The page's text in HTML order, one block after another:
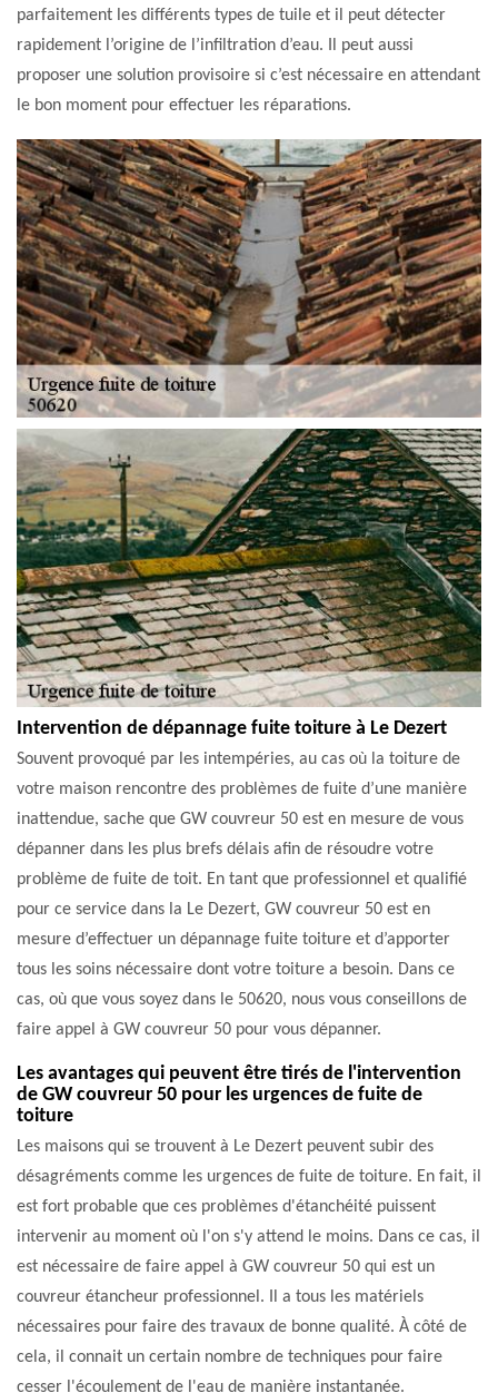
parfaitement les différents types de tuile et il peut détecter
rapidement l’origine de l’infiltration d’eau. Il peut aussi
proposer une solution provisoire si c’est nécessaire en attendant
le bon moment pour effectuer les réparations.
Intervention de dépannage fuite toiture à Le Dezert
Souvent provoqué par les intempéries, au cas où la toiture de
votre maison rencontre des problèmes de fuite d’une manière
inattendue, sache que GW couvreur 50 est en mesure de vous
dépanner dans les plus brefs délais afin de résoudre votre
problème de fuite de toit. En tant que professionnel et qualifié
pour ce service dans la Le Dezert, GW couvreur 50 est en
mesure d’effectuer un dépannage fuite toiture et d’apporter
tous les soins nécessaire dont votre toiture a besoin. Dans ce
cas, où que vous soyez dans le 50620, nous vous conseillons de
faire appel à GW couvreur 50 pour vous dépanner.
Les avantages qui peuvent être tirés de l'intervention
de GW couvreur 50 pour les urgences de fuite de
toiture
Les maisons qui se trouvent à Le Dezert peuvent subir des
désagréments comme les urgences de fuite de toiture. En fait, il
est fort probable que ces problèmes d'étanchéité puissent
intervenir au moment où l'on s'y attend le moins. Dans ce cas, il
est nécessaire de faire appel à GW couvreur 50 qui est un
couvreur étancheur professionnel. Il a tous les matériels
nécessaires pour faire des travaux de bonne qualité. À côté de
cela, il connait un certain nombre de techniques pour faire
cesser l'écoulement de l'eau de manière instantanée.